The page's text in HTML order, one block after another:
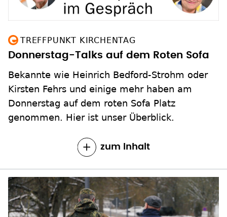
TREFFPUNKT KIRCHENTAG
Donnerstag-Talks auf dem Roten Sofa
Bekannte wie Heinrich Bedford-Strohm oder
Kirsten Fehrs und einige mehr haben am
Donnerstag auf dem roten Sofa Platz
genommen. Hier ist unser Überblick.
zum Inhalt